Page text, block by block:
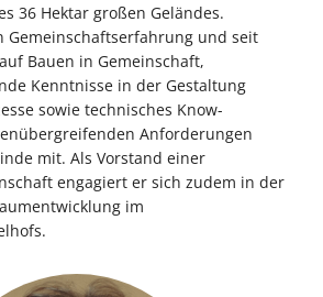
36 Hektar großen Geländes.
Gemeinschaftserfahrung und seit
Bauen in Gemeinschaft,
Kenntnisse in der Gestaltung
sowie technisches Know-
Anforderungen
mit. Als Vorstand einer
engagiert er sich zudem in der
im